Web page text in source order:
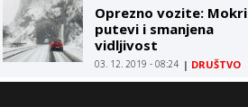
Oprezno vozite: Mokri
putevi i smanjena
vidljivost
03. 12. 2019 - 08:24 | DRUŠTVO